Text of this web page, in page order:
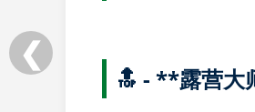
🔝 - **露营大
❮